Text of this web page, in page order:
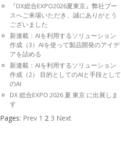
『DX総合EXPO2026夏東京』弊社ブー
スへご来場いただき、誠にありがとう
ございました
新連載：AIを利用するソリューション
作成（3）AIを使って製品開発のアイデ
アを詰める
新連載：AIを利用するソリューション
作成（2） 目的としてのAIと手段として
のAI
DX 総合EXPO 2026 夏 東京 に出展しま
す
Pages: Prev 1 2 3 Next